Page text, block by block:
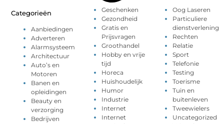
Categorieën
Aanbiedingen
Adverteren
Alarmsysteem
Architectuur
Auto’s en
Motoren
Banen en
opleidingen
Beauty en
verzorging
Bedrijven
Geschenken
Gezondheid
Gratis en
Prijsvragen
Groothandel
Hobby en vrije
tijd
Horeca
Huishoudelijk
Humor
Industrie
Internet
Internet
Oog Laseren
Particuliere
dienstverlening
Rechten
Relatie
Sport
Telefonie
Testing
Toerisme
Tuin en
buitenleven
Tweewielers
Uncategorized